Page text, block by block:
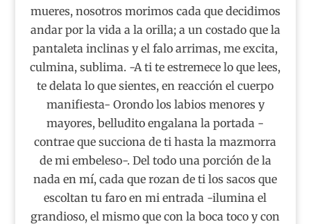
mueres, nosotros morimos cada que decidimos
andar por la vida a la orilla; a un costado que la
pantaleta inclinas y el falo arrimas, me excita,
culmina, sublima. -A ti te estremece lo que lees,
te delata lo que sientes, en reacción el cuerpo
manifiesta- Orondo los labios menores y
mayores, belludito engalana la portada -
contrae que succiona de ti hasta la mazmorra
de mi embeleso-. Del todo una porción de la
nada en mí, cada que rozan de ti los sacos que
escoltan tu faro en mi entrada -ilumina el
grandioso, el mismo que con la boca toco y con